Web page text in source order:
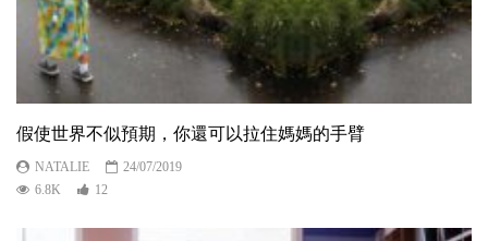
假使世界不似預期，你還可以拉住媽媽的手臂
NATALIE
24/07/2019
6.8K
12